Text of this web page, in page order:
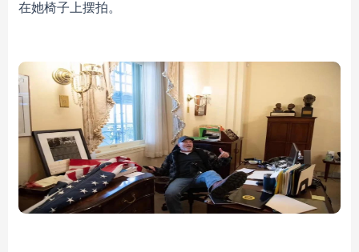
在她椅子上摆拍。